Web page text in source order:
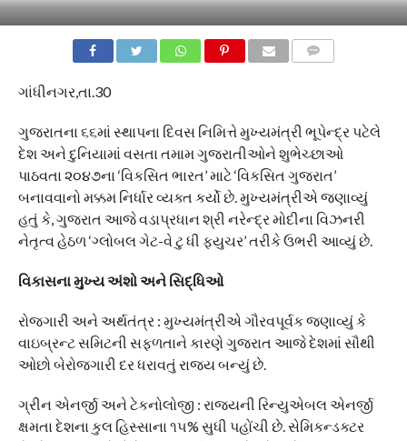
ગાંધીનગર,તા.30
ગુજરાતના ૬૬માં સ્થાપના દિવસ નિમિત્તે મુખ્યમંત્રી ભૂપેન્દ્ર પટેલે
દેશ અને દુનિયામાં વસતા તમામ ગુજરાતીઓને શુભેચ્છાઓ
પાઠવતા ૨૦૪૭ના ‘વિકસિત ભારત’ માટે ‘વિકસિત ગુજરાત’
બનાવવાનો મક્કમ નિર્ધાર વ્યક્ત કર્યો છે. મુખ્યમંત્રીએ જણાવ્યું
હતું કે, ગુજરાત આજે વડાપ્રધાન શ્રી નરેન્દ્ર મોદીના વિઝનરી
નેતૃત્વ હેઠળ ‘ગ્લોબલ ગેટ-વે ટુ ધી ફ્યુચર’ તરીકે ઉભરી આવ્યું છે.
​વિકાસના મુખ્ય અંશો અને સિદ્ધિઓ
​રોજગારી અને અર્થતંત્ર : મુખ્યમંત્રીએ ગૌરવપૂર્વક જણાવ્યું કે
વાઇબ્રન્ટ સમિટની સફળતાને કારણે ગુજરાત આજે દેશમાં સૌથી
ઓછો બેરોજગારી દર ધરાવતું રાજ્ય બન્યું છે.
​ગ્રીન એનર્જી અને ટેકનોલોજી : રાજ્યની રિન્યુએબલ એનર્જી
ક્ષમતા દેશના કુલ હિસ્સાના ૧૫% સુધી પહોંચી છે. સેમિકન્ડક્ટર